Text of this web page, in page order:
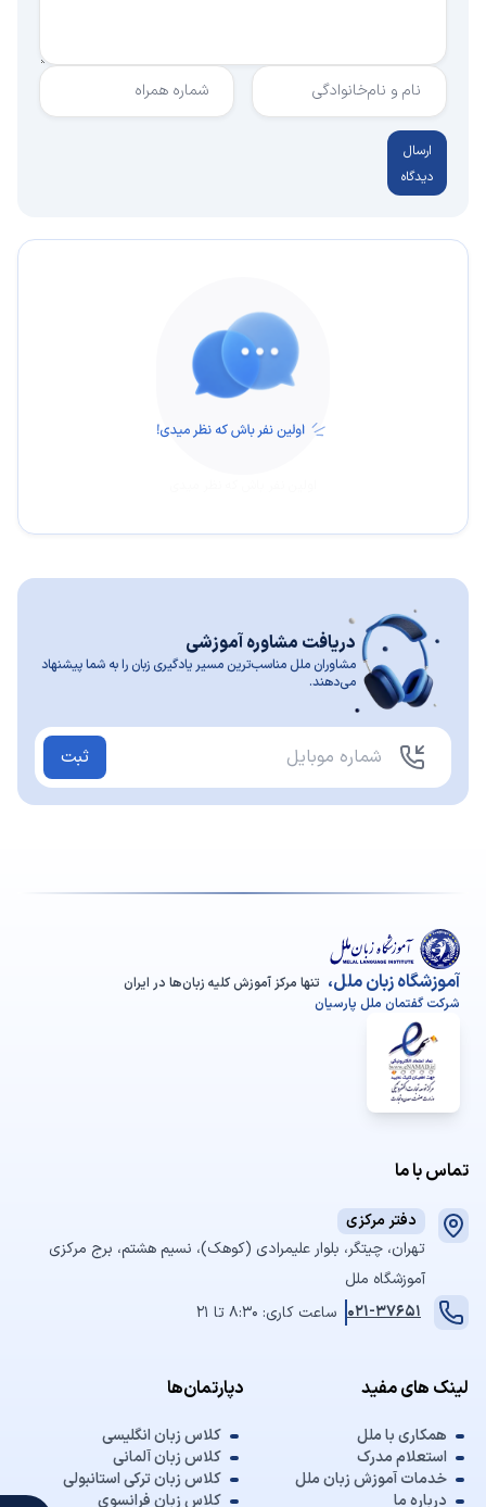
نام و نام‌خانوادگی شماره همراه
ارسال
دیدگاه
دریافت مشاوره آموزشی
مشاوران ملل مناسب‌ترین مسیر یادگیری زبان را به شما پیشنهاد
می‌دهند.
ثبت
آموزشگاه زبان ملل، تنها مرکز آموزش کلیه زبان‌ها در ایران
شرکت گفتمان ملل پارسیان
تماس با ما
دفتر مرکزی
تهران، چیتگر، بلوار علیمرادی (کوهک)، نسیم هشتم، برج مرکزی
آموزشگاه ملل
021-37651 ساعت کاری: 8:30 تا 21
لینک های مفید
همکاری با ملل
استعلام مدرک
خدمات آموزش زبان ملل
درباره ما
دپارتمان‌ها
کلاس زبان انگلیسی
کلاس زبان آلمانی
کلاس زبان ترکی استانبولی
کلاس زبان فرانسوی